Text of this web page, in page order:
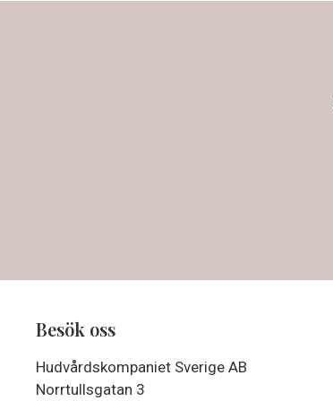
Besök oss
Hudvårdskompaniet Sverige AB
Norrtullsgatan 3